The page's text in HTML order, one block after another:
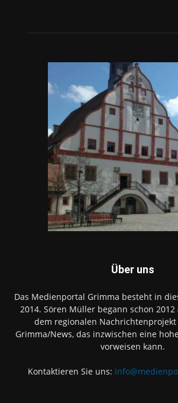
Über uns
Das Medienportal Grimma besteht in
2014. Sören Müller begann schon
dem regionalen Nachrichtenprojekt
Grimma/News, das inzwischen eine
vorweisen kann.
Kontaktieren Sie uns: